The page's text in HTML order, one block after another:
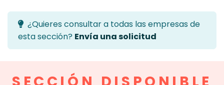
¿Quieres consultar a todas las empresas de
esta sección? Envía una solicitud